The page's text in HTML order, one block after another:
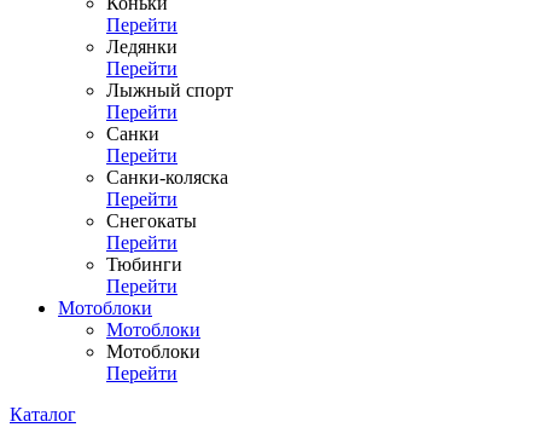
Перейти
Ледянки
Перейти
Лыжный спорт
Перейти
Санки
Перейти
Санки-коляска
Перейти
Снегокаты
Перейти
Тюбинги
Перейти
Мотоблоки
Мотоблоки
Мотоблоки
Перейти
Каталог